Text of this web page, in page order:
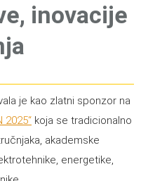
inovacije
je kao zlatni sponzor na
2025“ koja se tradicionalno
akademske
energetike,